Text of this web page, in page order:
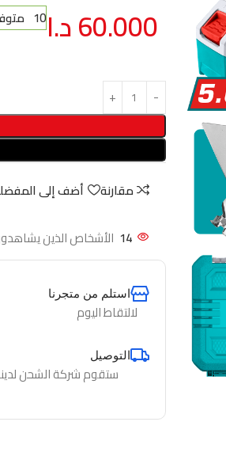
60.000د.ا10 متوفر في المخزون
مقارنة
أضف إلى
14 الأشخاص الذين
استلم من متجرنا
لالتقاط اليوم
التوصيل
ستقوم شركة الشحن